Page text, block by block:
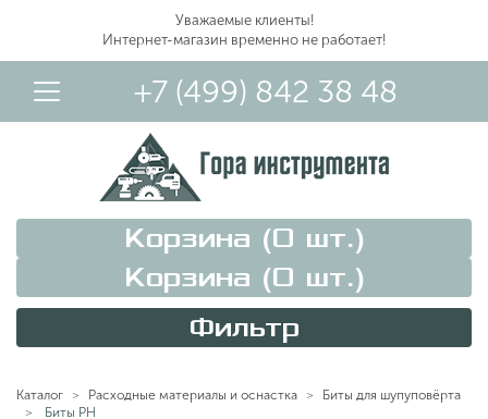
Уважаемые клиенты!
Интернет-магазин временно не работает!
+7 (499) 842 38 48
Вход в Личный Кабинет
Корзина (0 шт.)
Корзина (0 шт.)
Фильтр
Каталог Расходные материалы и оснастка
Биты для шупуповёрта
Биты PH